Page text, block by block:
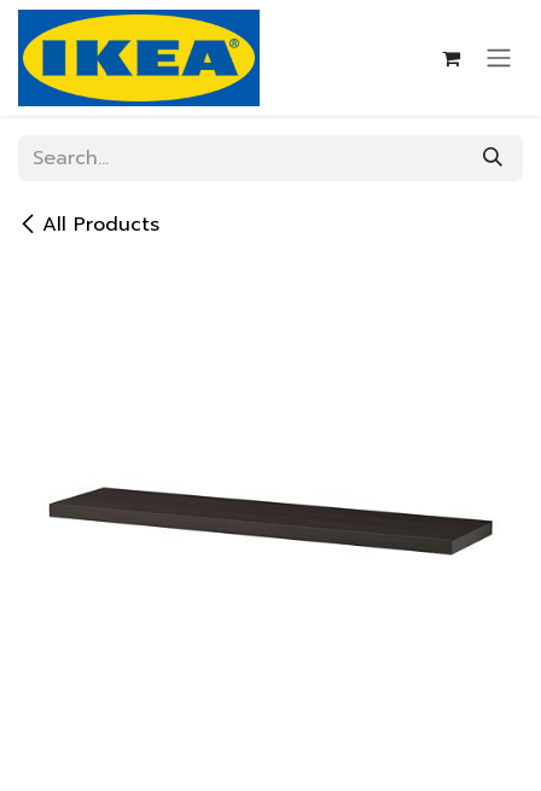
Skip to Content
All Products